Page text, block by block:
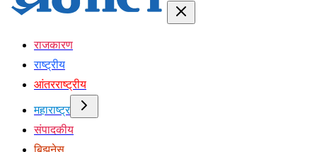
राजकारण
राष्ट्रीय
आंतरराष्ट्रीय
महाराष्ट्र
संपादकीय
बिझनेस